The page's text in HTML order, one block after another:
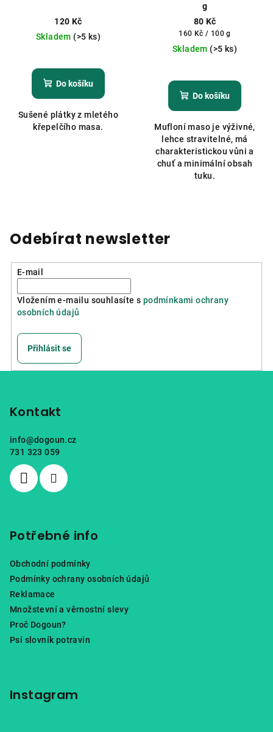
120 Kč
Skladem (>5 ks)
Do košíku
Sušené plátky z mletého
křepelčího masa.
g
80 Kč
Měrná
cena:
160 Kč / 100 g
Skladem (>5 ks)
hodnocení
produktu
z
5
hvězdiček.
Do košíku
Mufloní maso je výživné,
lehce stravitelné, má
charakteristickou vůni a
chuť a minimální obsah
tuku.
Odebírat newsletter
E-mail
Vložením e-mailu souhlasíte s podmínkami ochrany
osobních údajů
Přihlásit se
Kontakt
info@dogoun.cz
731 323 059
Potřebné info
Obchodní podmínky
Podmínky ochrany osobních údajů
Reklamace
Množstevní a věrnostní slevy
Proč Dogoun?
Psí slovník potravin
Instagram